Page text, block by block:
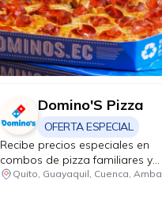
Domino'S Pizza
OFERTA ESPECIAL
Recibe precios especiales en
combos de pizza familiares y
medianos. Promoción 1: 2